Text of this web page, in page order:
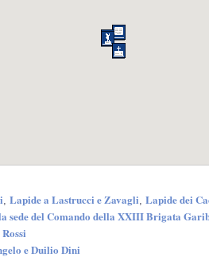
, Lapide a Lastrucci e Zavagli, Lapide dei
sede del Comando della XXIII Brigata
e Duilio Dini